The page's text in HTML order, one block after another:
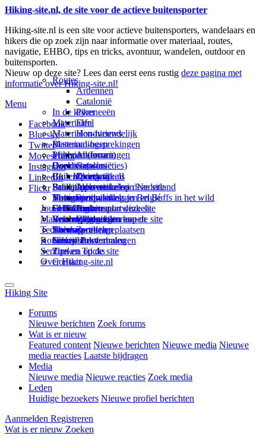
Hiking-site.nl, de site voor de actieve buitensporter
Hiking-site.nl is een site voor actieve buitensporters, wandelaars en
hikers die op zoek zijn naar informatie over materiaal, routes,
navigatie, EHBO, tips en tricks, avontuur, wandelen, outdoor en
buitensporten.
Nieuw op deze site? Lees dan eerst eens rustig deze pagina met
informatie over Hiking-site.nl!
Menu
Facebook
Bluesky
Twitter
Movescount
Instagram
LinkedIn
Flickr
Jouw Hiking-site.nl
Prikbord (forum)
Goodies (winacties)
Club Hiking-site.nl
Schrijfblok-artikelen
Virtuele exposities
Fotoalbums
Materialen: kiezen en kopen
In de kijker
Materialen
Materialen-nieuws
Materiaal-besprekingen
Materiaal-ervaringen
Boekrecensies
Buitensportwinkels
Buitensportwinkels in Nederland
Buitensportwinkels in Belgié
Online buitensportwinkels
Reisboekhandels
Technieken
Navigatie
EHBO
Verzorging
Thema-artikelen
Routes en Bestemmingen
Routes
Ardennen
Catalonië
Pyreneeën
Eifel
Hondvriendelijk
Bestemmingen
Andorra
Catalonië
Zweden
Paalkamperen
Thema-artikelen
Andorra
Catalonië
Zweden
Schrijfblokverhalen
Service
Buitensportvacatures
Buitensportstageplaatsen
Links
Tips en Tricks
Over Hiking-site.nl
Deze site
Over mij
Adverteren op deze site
Summit-vlaggen en Buffs in het wild
Linken naar deze site
Wijzigingen aan de site
Sitemap
Nieuwsbrief
Zoeken op de site
Contact
Hiking Site
Forums
Nieuwe berichten Zoek forums
Wat is er nieuw
Featured content Nieuwe berichten Nieuwe media Nieuwe
media reacties Laatste bijdragen
Media
Nieuwe media Nieuwe reacties Zoek media
Leden
Huidige bezoekers Nieuwe profiel berichten
Aanmelden Registreren
Wat is er nieuw Zoeken